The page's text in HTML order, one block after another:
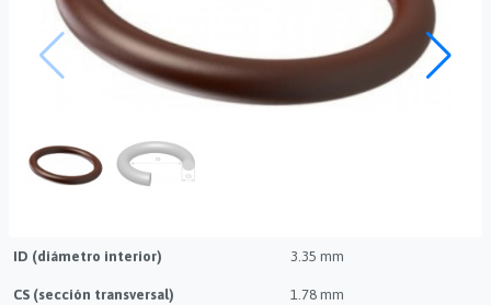
ID (diámetro interior) 3.35 mm
CS (sección transversal) 1.78 mm